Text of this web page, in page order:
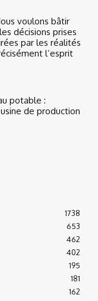
voulons bâtir
décisions prises
par les réalités
l’esprit
potable :
de production
1738
653
462
402
195
181
162